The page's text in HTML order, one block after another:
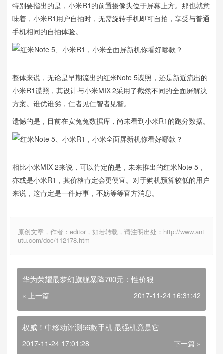
特别要指出的是，小米R1的前置摄像头位于屏幕上方。那也就意
味着，小米R1用户自拍时，无需旋转手机即可自拍，享受与普通
手机相同的自拍体验。
整体来说，无论是早期流出的红米Note 5谍照，还是新近流出的
小米R1谍照，其设计与小米MIX 2采用了截然不同的全面屏解决
方案。谁优谁劣，仁者见仁智者见智。
遗憾的是，目前在安兔兔数据库，尚未看到小米R1的跑分数据。
相比小米MIX 2来说，可以肯定的是，未来推出的红米Note 5，
亦或是小米R1，其价格肯定会更便宜。对于购机预算较低的用户
来说，这肯定是一件好事，不妨等等官方消息。
原创文章，作者：editor，如若转载，请注明出处：http://www.ant
utu.com/doc/112178.htm
华为荣耀最梦幻旗舰暴降700元：性价狠
« 上一篇 2017-11-24 16:31:42
权威！中移动评测56款手机 最强机竟是它
2017-11-24 17:01:28 下一篇 »